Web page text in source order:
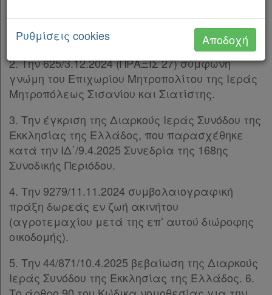
Assistant
Νομολογία
Kodiko
Forum
Αναζήτηση
Κ.Α.Δ.
Διακρατικές
Συμφωνίες
Ελλάδας
της Ελλάδος «Περί των εν Ελλάδι Ορθοδόξων
Ιερών Μονών και των Ησυχαστηρίων» (Α΄ 103).
2. Την 625/3.12.2024 (ΠΡΑΞΙΣ 27) σύμφωνη
γνώμη του Επιχωρίου Μητροπολίτου της Ιεράς
Μητροπόλεως Σισανίου και Σιατίστης.
3. Την έγκριση της Διαρκούς Ιεράς Συνόδου της
Εκκλησίας της Ελλάδος, που παρασχέθηκε
κατά την ΙΔ΄/9.4.2025 Συνεδρία της 168ης
Συνοδικής Περιόδου.
4. Tην 9279/11.11.2024 συμβολαιογραφική
πράξη δωρεάς εν ζωή ακινήτου
(αγροτεμαχίου μετά της επ’ αυτού διώροφης
οικοδομής).
5. Την 44/871/10.4.2025 βεβαίωση της Διαρκούς
Ιεράς Συνόδου της Εκκλησίας της Ελλάδος. 6.
Ρυθμίσεις cookies Αποδοχή